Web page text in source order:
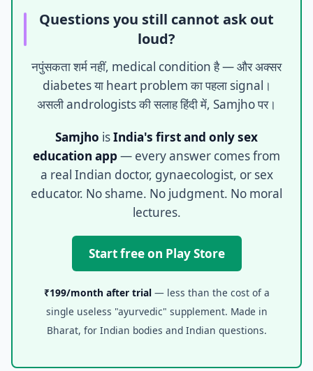
Questions you still cannot ask out
loud?
नपुंसकता शर्म नहीं, medical condition है — और अक्सर
diabetes या heart problem का पहला signal।
असली andrologists की सलाह हिंदी में, Samjho पर।
Samjho isIndia's first and only sex
education app — every answer comes from
a real Indian doctor, gynaecologist, or sex
educator. No shame. No judgment. No moral
lectures.
Start free on Play Store
₹199/month after trial— less than the cost of a
single useless "ayurvedic" supplement. Made in
Bharat, for Indian bodies and Indian questions.